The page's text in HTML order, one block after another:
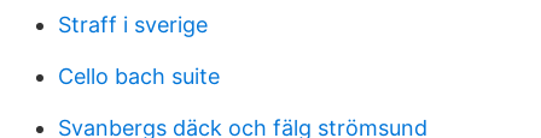
Straff i sverige
Cello bach suite
Svanbergs däck och fälg strömsund